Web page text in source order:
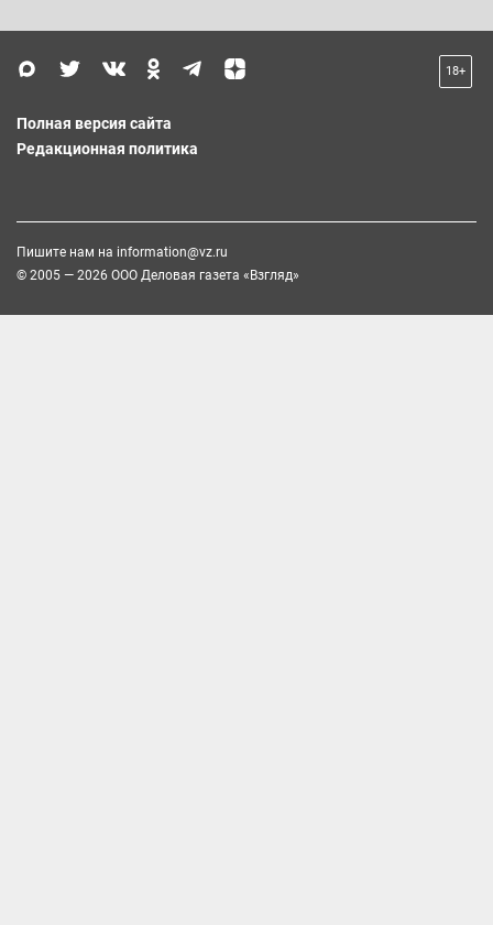
18+
Полная версия сайта
Редакционная политика
Пишите нам на information@vz.ru
© 2005 — 2026 ООО Деловая газета «Взгляд»